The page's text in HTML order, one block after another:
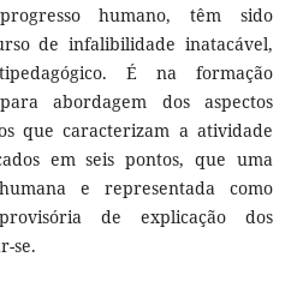
humano, têm sido
de infalibilidade inatacável,
É na formação
abordagem dos aspectos
que caracterizam a atividade
em seis pontos, que uma
e representada como
de explicação dos
se.